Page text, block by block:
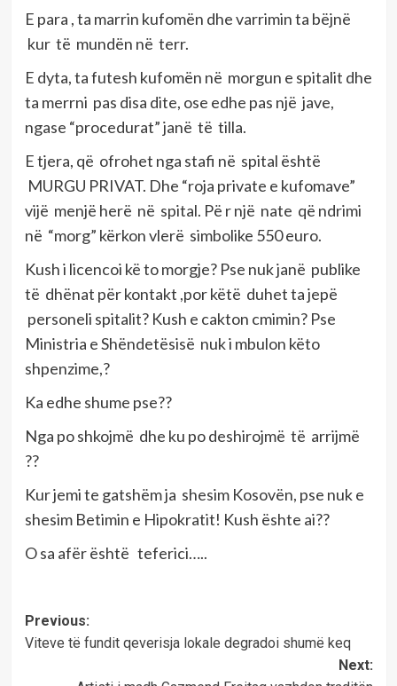
E para , ta marrin kufomën dhe varrimin ta bëjnë
kur të mundën në terr.
E dyta, ta futesh kufomën në morgun e spitalit dhe
ta merrni pas disa dite, ose edhe pas një jave,
ngase “procedurat” janë të tilla.
E tjera, që ofrohet nga stafi në spital është
MURGU PRIVAT. Dhe “roja private e kufomave”
vijë menjë herë në spital. Pë r një nate që ndrimi
në “morg” kërkon vlerë simbolike 550 euro.
Kush i licencoi kë to morgje? Pse nuk janë publike
të dhënat për kontakt ,por këtë duhet ta jepë
personeli spitalit? Kush e cakton cmimin? Pse
Ministria e Shëndetësisë nuk i mbulon këto
shpenzime,?
Ka edhe shume pse??
Nga po shkojmë dhe ku po deshirojmë të arrijmë
??
Kur jemi te gatshëm ja shesim Kosovën, pse nuk e
shesim Betimin e Hipokratit! Kush ështe ai??
O sa afër është teferici…..
Post
navigation
Previous:
Viteve të fundit qeverisja lokale degradoi shumë keq
Next: